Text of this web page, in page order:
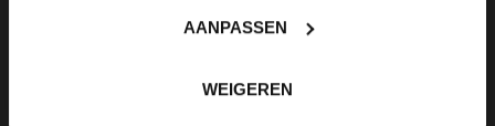
AANPASSEN
WEIGEREN
Almere